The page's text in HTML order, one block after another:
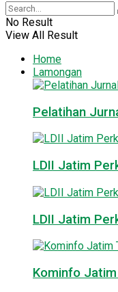
No Result
View All Result
Home
Lamongan
Pelatihan
LDII Jatim
LDII Jatim
Kominfo